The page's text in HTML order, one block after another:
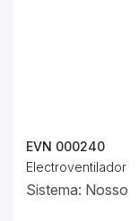
EVN 000240
Electroventilador
Sistema: Nosso